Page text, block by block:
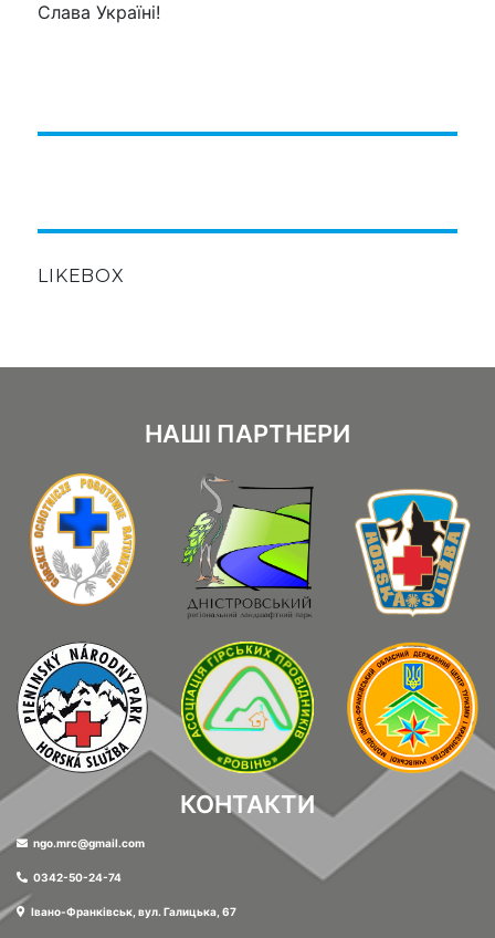
Слава Україні!
LIKEBOX
НАШІ ПАРТНЕРИ
КОНТАКТИ
ngo.mrc@gmail.com
0342-50-24-74
Івано-Франківськ, вул. Галицька, 67